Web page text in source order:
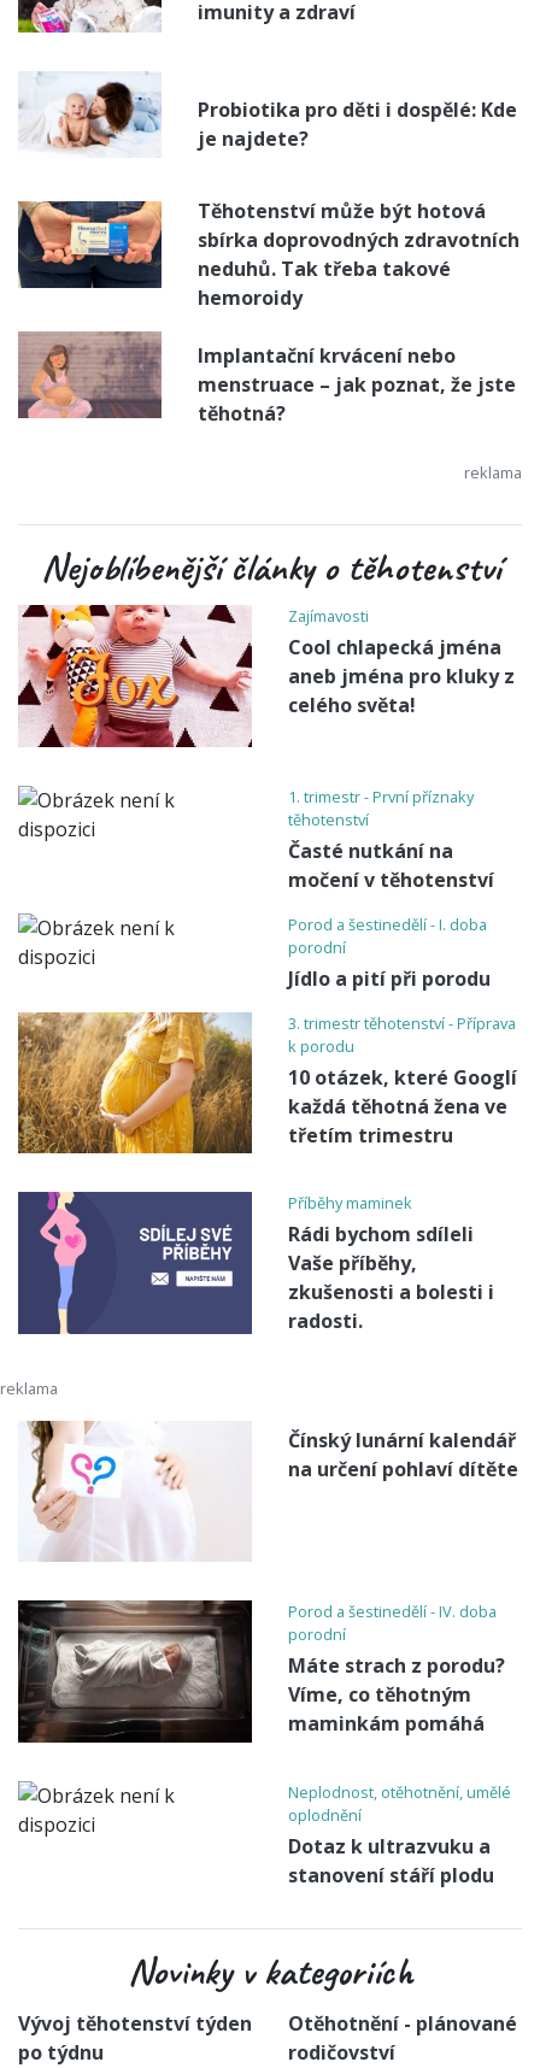
imunity a zdraví
Probiotika pro děti i dospělé: Kde
je najdete?
Těhotenství může být hotová
sbírka doprovodných zdravotních
neduhů. Tak třeba takové
hemoroidy
Implantační krvácení nebo
menstruace – jak poznat, že jste
těhotná?
Nejoblíbenější články o těhotenství
Zajímavosti
Cool chlapecká jména
aneb jména pro kluky z
celého světa!
1. trimestr - První příznaky
těhotenství
Časté nutkání na
močení v těhotenství
Porod a šestinedělí - I. doba
porodní
Jídlo a pití při porodu
3. trimestr těhotenství - Příprava
k porodu
10 otázek, které Googlí
každá těhotná žena ve
třetím trimestru
Příběhy maminek
Rádi bychom sdíleli
Vaše příběhy,
zkušenosti a bolesti i
radosti.
Čínský lunární kalendář
na určení pohlaví dítěte
Porod a šestinedělí - IV. doba
porodní
Máte strach z porodu?
Víme, co těhotným
maminkám pomáhá
Neplodnost, otěhotnění, umělé
oplodnění
Dotaz k ultrazvuku a
stanovení stáří plodu
Novinky v kategoriích
Vývoj těhotenství týden
po týdnu
Otěhotnění - plánované
rodičovství